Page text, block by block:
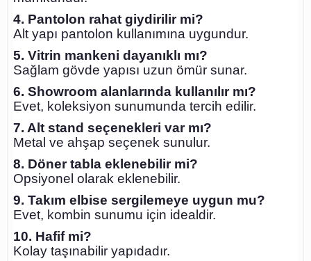
4. Pantolon rahat giydirilir mi?
Alt yapı pantolon kullanımına uygundur.
5. Vitrin mankeni dayanıklı mı?
Sağlam gövde yapısı uzun ömür sunar.
6. Showroom alanlarında kullanılır mı?
Evet, koleksiyon sunumunda tercih edilir.
7. Alt stand seçenekleri var mı?
Metal ve ahşap seçenek sunulur.
8. Döner tabla eklenebilir mi?
Opsiyonel olarak eklenebilir.
9. Takım elbise sergilemeye uygun mu?
Evet, kombin sunumu için idealdir.
10. Hafif mi?
Kolay taşınabilir yapıdadır.